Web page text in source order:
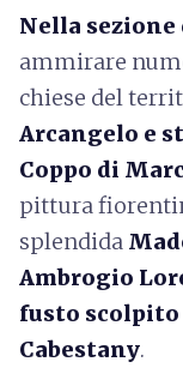
Nella sezione
ammirare
chiese del
Arcangelo e
Coppo di
pittura
splendida
Ambrogio
fusto
Cabestany.